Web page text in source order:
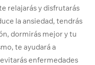
relajarás y disfrutarás
la ansiedad, tendrás
dormirás mejor y tu
te ayudará a
enfermedades